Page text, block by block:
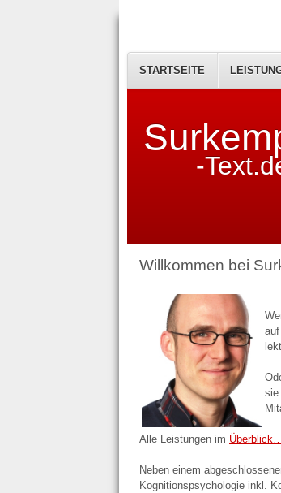
-
STARTSEITE
Willkommen bei
sie
Alle Leistungen im
Neben einem
Kognitionspsychologie inkl.